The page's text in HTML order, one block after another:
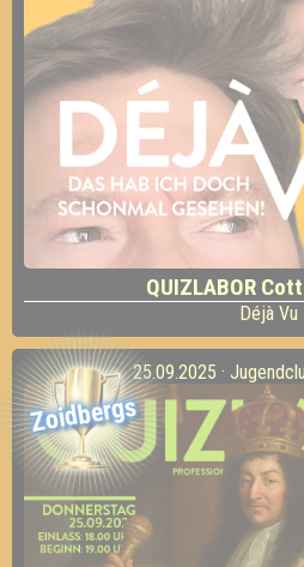
QUIZLABOR
Déjà Vu
Zoidbergs
25.09.2025 ·